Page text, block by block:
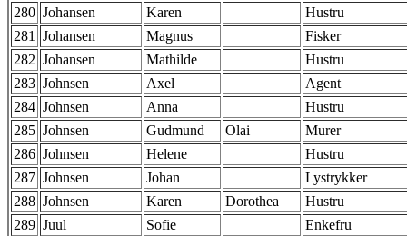
280 Johansen Karen
Hustru
281 Johansen Magnus
Fisker
282 Johansen Mathilde
Hustru
283 Johnsen Axel
Agent
284 Johnsen Anna
Hustru
285 Johnsen Gudmund Olai
Murer
286 Johnsen Helene
Hustru
287 Johnsen Johan
Lystrykker
288 Johnsen Karen Dorothea
Hustru
289 Juul Sofie
Enkefru